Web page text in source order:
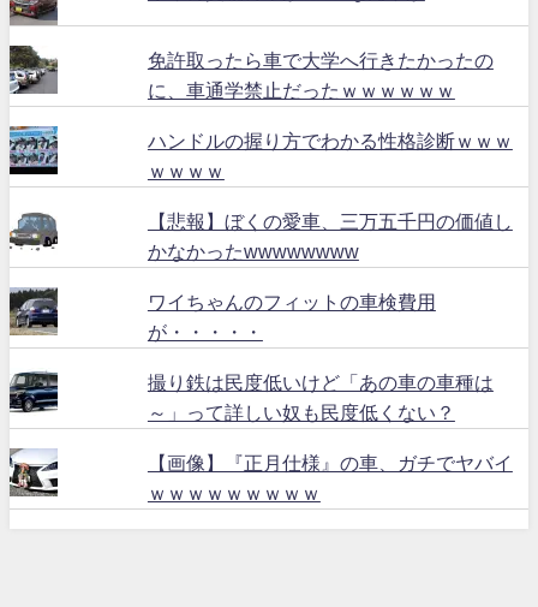
免許取ったら車で大学へ行きたかったの
に、車通学禁止だったｗｗｗｗｗｗ
ハンドルの握り方でわかる性格診断ｗｗｗ
ｗｗｗｗ
【悲報】ぼくの愛車、三万五千円の価値し
かなかったwwwwwwww
ワイちゃんのフィットの車検費用
が・・・・・
撮り鉄は民度低いけど「あの車の車種は
～」って詳しい奴も民度低くない？
【画像】『正月仕様』の車、ガチでヤバイ
ｗｗｗｗｗｗｗｗｗ